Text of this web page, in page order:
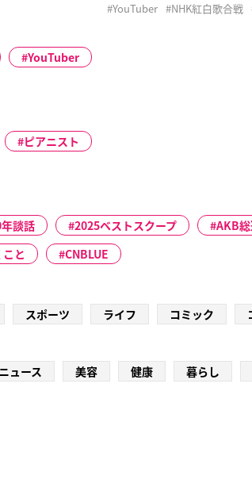
ト曲の即興演奏などが検討されているという
#YouTuber #NHK紅白歌合戦
YouTuber
ピアニスト
談話 2025ベストスクープ
AKB
と CNBLUE
スポーツ ライフ コミック
ュース 美容 健康 暮らし